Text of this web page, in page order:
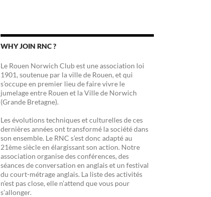
WHY JOIN RNC ?
Le Rouen Norwich Club est une association loi
1901, soutenue par la ville de Rouen, et qui
s’occupe en premier lieu de faire vivre le
jumelage entre Rouen et la Ville de Norwich
(Grande Bretagne).
Les évolutions techniques et culturelles de ces
dernières années ont transformé la société dans
son ensemble. Le RNC s’est donc adapté au
21ème siècle en élargissant son action. Notre
association organise des conférences, des
séances de conversation en anglais et un festival
du court-métrage anglais. La liste des activités
n’est pas close, elle n’attend que vous pour
s’allonger.